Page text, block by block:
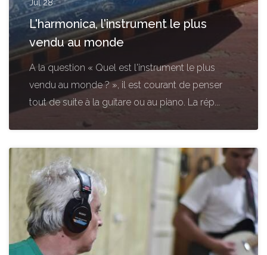
Jul 28
L'harmonica, l'instrument le plus
vendu au monde
A la question « Quel est l'instrument le plus
vendu au monde ? », il est courant de penser
tout de suite à la guitare ou au piano. La rép...